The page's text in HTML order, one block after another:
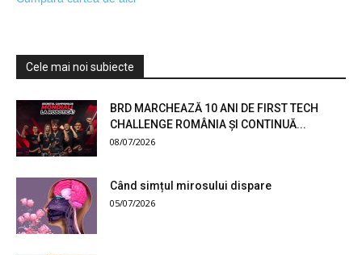
Cele mai noi subiecte
BRD MARCHEAZĂ 10 ANI DE FIRST TECH
CHALLENGE ROMÂNIA ȘI CONTINUĂ...
08/07/2026
Când simțul mirosului dispare
05/07/2026